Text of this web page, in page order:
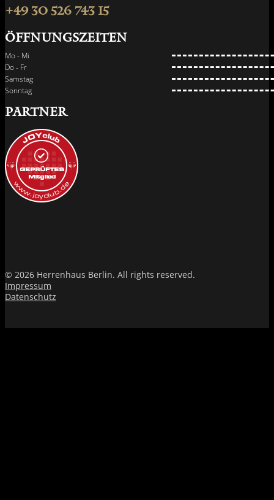
+49 30 526 743 15
Öffnungszeiten
Mo - Mi
Do - Fr
Samstag
Sonntag
PARTNER
© 2026 Herrenhaus Berlin. All rights reserved.
Impressum
Datenschutz